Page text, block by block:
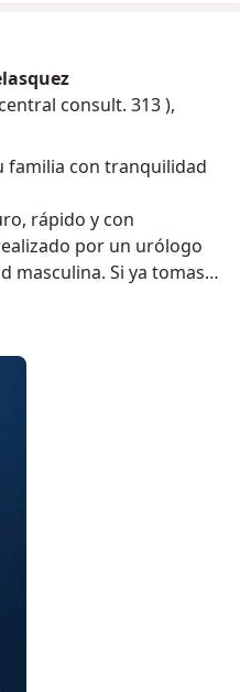
consult. 313 ),
familia con tranquilidad
rápido y con
por un urólogo
masculina. Si ya tomaste
hijos, este es el paso
un especialista de
Santiago Duque,